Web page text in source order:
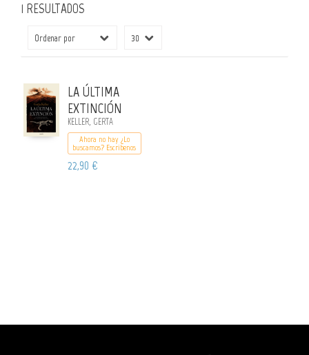
1 RESULTADOS
LA ÚLTIMA
EXTINCIÓN
KELLER, GERTA
Ahora no hay ¿Lo
buscamos? Escribenos
22,90 €